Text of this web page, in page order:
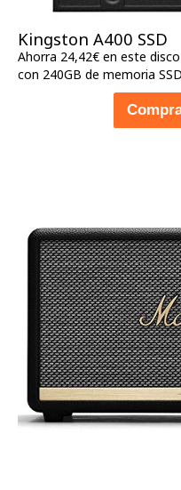
Kingston A400 SSD
Ahorra 24,42€ en este
con 240GB de memoria